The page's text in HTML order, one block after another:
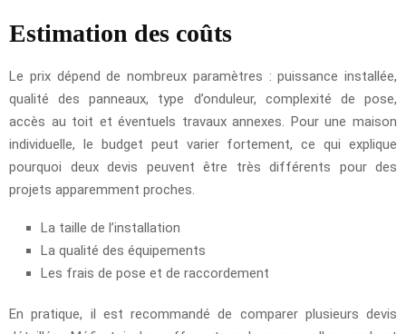
Estimation des coûts
Le prix dépend de nombreux paramètres : puissance installée,
qualité des panneaux, type d’onduleur, complexité de pose,
accès au toit et éventuels travaux annexes. Pour une maison
individuelle, le budget peut varier fortement, ce qui explique
pourquoi deux devis peuvent être très différents pour des
projets apparemment proches.
La taille de l’installation
La qualité des équipements
Les frais de pose et de raccordement
En pratique, il est recommandé de comparer plusieurs devis